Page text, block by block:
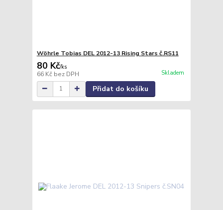
Wöhrle Tobias DEL 2012-13 Rising Stars č.RS11
80 Kč/ks
66 Kč bez DPH Skladem
Přidat do košíku